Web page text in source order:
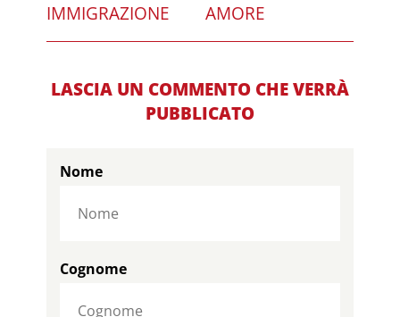
IMMIGRAZIONE AMORE
LASCIA UN COMMENTO CHE VERRÀ
PUBBLICATO
Nome
Cognome